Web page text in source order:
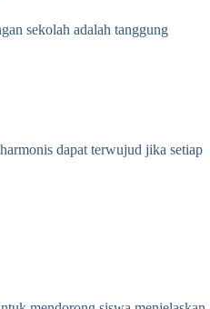
sekolah adalah tanggung
dapat terwujud jika setiap